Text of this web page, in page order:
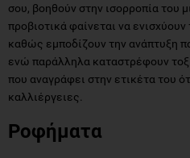
σου, βοηθούν στην ισορροπία του
προβιοτικά φαίνεται να
καθώς εμποδίζουν την ανάπτυξη
ενώ παράλληλα καταστρέφουν
που αναγράφει στην ετικέτα του
καλλιέργειες.
Ροφήματα